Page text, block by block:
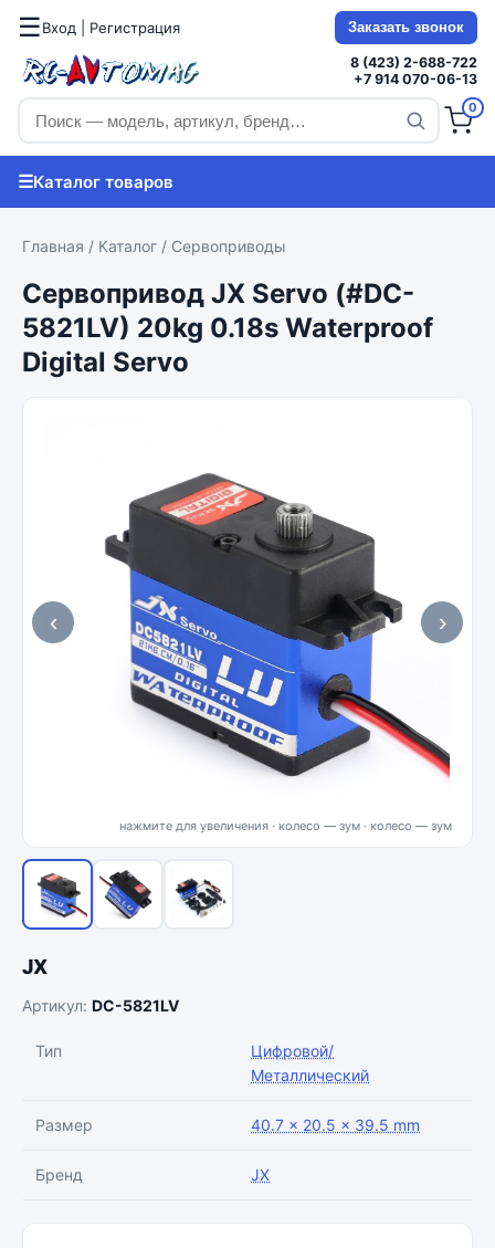
☰Вход | Регистрация Заказать звонок
8 (423) 2-688-722
+7 914 070-06-13
0
☰Каталог товаров
Главная / Каталог / Сервоприводы
Сервопривод JX Servo (#DC-
5821LV) 20kg 0.18s Waterproof
Digital Servo
‹
нажмите для увеличения · колесо — зум
›
JX
Артикул: DC-5821LV
Тип
Цифровой/
Металлический
Размер 40.7 × 20.5 × 39.5 mm
Бренд JX